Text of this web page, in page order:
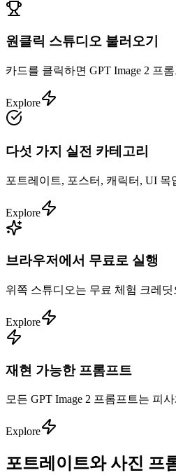
원클릭 스튜디오 불러오기
카드를 클릭하면 GPT Image 2 프
Explore
다섯 가지 실전 카테고리
포트레이트, 포스터, 캐릭터, UI
Explore
브라우저에서 무료로 실행
위쪽 스튜디오는 무료 체험 크레
Explore
재현 가능한 프롬프트
모든 GPT Image 2 프롬프트는 피
Explore
포트레이트와 사진 프